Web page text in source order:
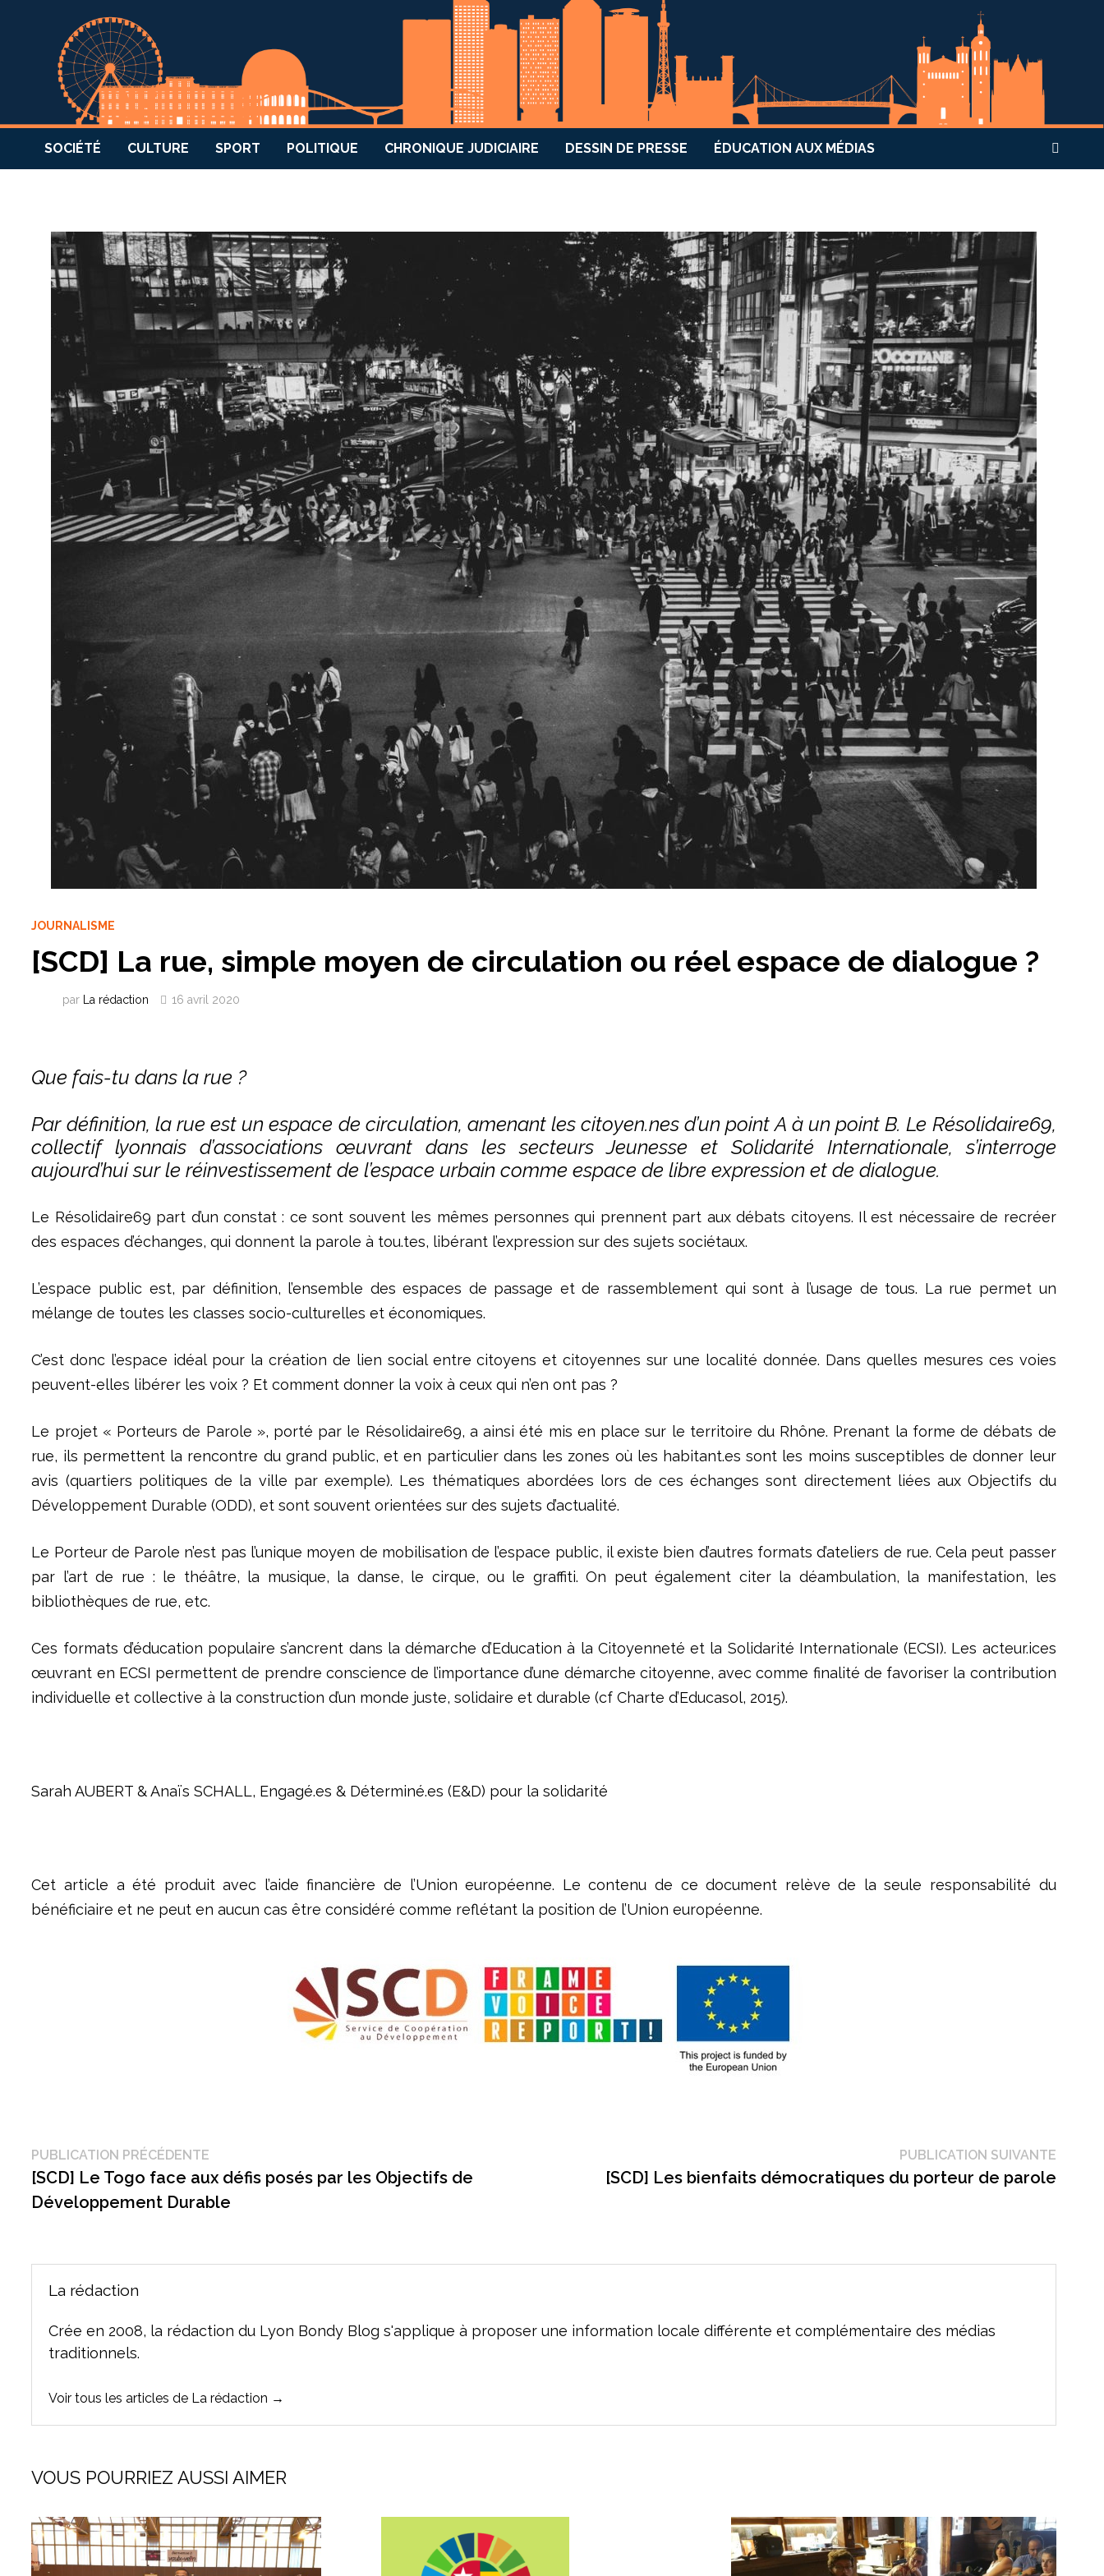
SOCIÉTÉ CULTURE SPORT POLITIQUE CHRONIQUE JUDICIAIRE DESSIN DE PRESSE ÉDUCATION AUX MÉDIAS
JOURNALISME
[SCD] La rue, simple moyen de circulation ou réel espace de dialogue ?
par La rédaction 16 avril 2020
Que fais-tu dans la rue ?
Par définition, la rue est un espace de circulation, amenant les citoyen.nes d’un point A à un point B. Le Résolidaire69,
collectif lyonnais d’associations œuvrant dans les secteurs Jeunesse et Solidarité Internationale, s’interroge
aujourd’hui sur le réinvestissement de l’espace urbain comme espace de libre expression et de dialogue.
Le Résolidaire69 part d’un constat : ce sont souvent les mêmes personnes qui prennent part aux débats citoyens. Il est nécessaire de recréer
des espaces d’échanges, qui donnent la parole à tou.tes, libérant l’expression sur des sujets sociétaux.
L’espace public est, par définition, l’ensemble des espaces de passage et de rassemblement qui sont à l’usage de tous. La rue permet un
mélange de toutes les classes socio-culturelles et économiques.
C’est donc l’espace idéal pour la création de lien social entre citoyens et citoyennes sur une localité donnée. Dans quelles mesures ces voies
peuvent-elles libérer les voix ? Et comment donner la voix à ceux qui n’en ont pas ?
Le projet « Porteurs de Parole », porté par le Résolidaire69, a ainsi été mis en place sur le territoire du Rhône. Prenant la forme de débats de
rue, ils permettent la rencontre du grand public, et en particulier dans les zones où les habitant.es sont les moins susceptibles de donner leur
avis (quartiers politiques de la ville par exemple). Les thématiques abordées lors de ces échanges sont directement liées aux Objectifs du
Développement Durable (ODD), et sont souvent orientées sur des sujets d’actualité.
Le Porteur de Parole n’est pas l’unique moyen de mobilisation de l’espace public, il existe bien d’autres formats d’ateliers de rue. Cela peut passer
par l’art de rue : le théâtre, la musique, la danse, le cirque, ou le graffiti. On peut également citer la déambulation, la manifestation, les
bibliothèques de rue, etc.
Ces formats d’éducation populaire s’ancrent dans la démarche d’Education à la Citoyenneté et la Solidarité Internationale (ECSI). Les acteur.ices
œuvrant en ECSI permettent de prendre conscience de l’importance d’une démarche citoyenne, avec comme finalité de favoriser la contribution
individuelle et collective à la construction d’un monde juste, solidaire et durable (cf Charte d’Educasol, 2015).
Sarah AUBERT & Anaïs SCHALL, Engagé.es & Déterminé.es (E&D) pour la solidarité
Cet article a été produit avec l’aide financière de l’Union européenne. Le contenu de ce document relève de la seule responsabilité du
bénéficiaire et ne peut en aucun cas être considéré comme reflétant la position de l’Union européenne.
Navigation
de
l’article
PUBLICATION PRÉCÉDENTE
précédente :
[SCD] Le Togo face aux défis posés par les Objectifs de
Développement Durable
PUBLICATION SUIVANTE
[SCD] Les bienfaits démocratiques du porteur de parole
La rédaction
Crée en 2008, la rédaction du Lyon Bondy Blog s'applique à proposer une information locale différente et complémentaire des médias
traditionnels.
Voir tous les articles de La rédaction →
VOUS POURRIEZ AUSSI AIMER